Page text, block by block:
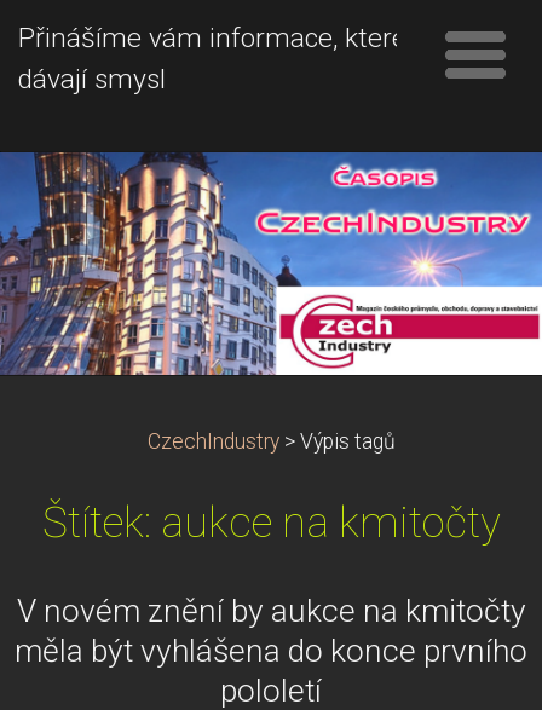
Přinášíme vám informace, které
dávají smysl
CzechIndustry > Výpis tagů
Štítek: aukce na kmitočty
V novém znění by aukce na kmitočty
měla být vyhlášena do konce prvního
pololetí